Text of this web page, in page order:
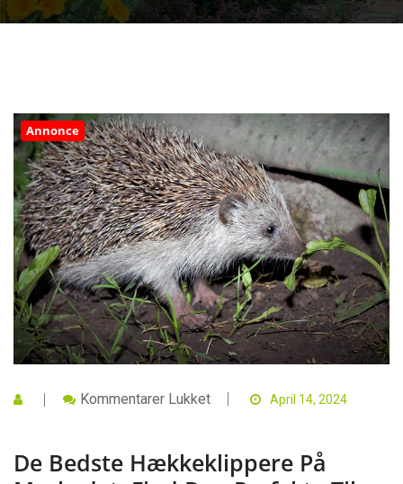
Annonce
Kommentarer LukketTil
På
Markedet:
April 14, 2024
De Bedste Hækkeklippere På